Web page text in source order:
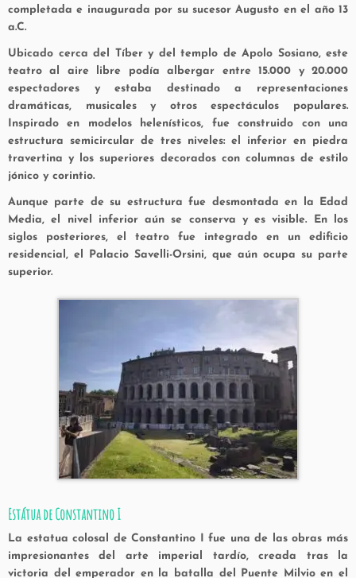
completada e inaugurada por su sucesorAugusto en el año13
a.C.
Ubicado cerca del Tíber y del templo de Apolo Sosiano, este
teatro al aire libre podía albergar entre15.000 y 20.000
espectadores y estaba destinado a representaciones
dramáticas, musicales y otros espectáculos populares.
Inspirado en modelos helenísticos, fue construido con una
estructura semicircular de tres niveles: el inferior en piedra
travertina y los superiores decorados con columnas de estilo
jónico y corintio.
Aunque parte de su estructura fue desmontada en la Edad
Media, el nivel inferior aún se conserva y es visible. En los
siglos posteriores, el teatro fue integrado en un edificio
residencial, el Palacio Savelli-Orsini, que aún ocupa su parte
superior.
Estátua de Constantino I
La estatua colosal de Constantino I fue una de las obras más
impresionantes del arte imperial tardío, creada tras la
victoria del emperador en la batalla del Puente Milvio en el